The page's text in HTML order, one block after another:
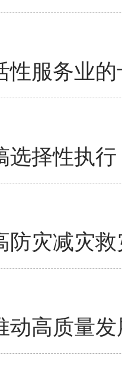
性服务业
选择性执行
防灾减灾
动高质量